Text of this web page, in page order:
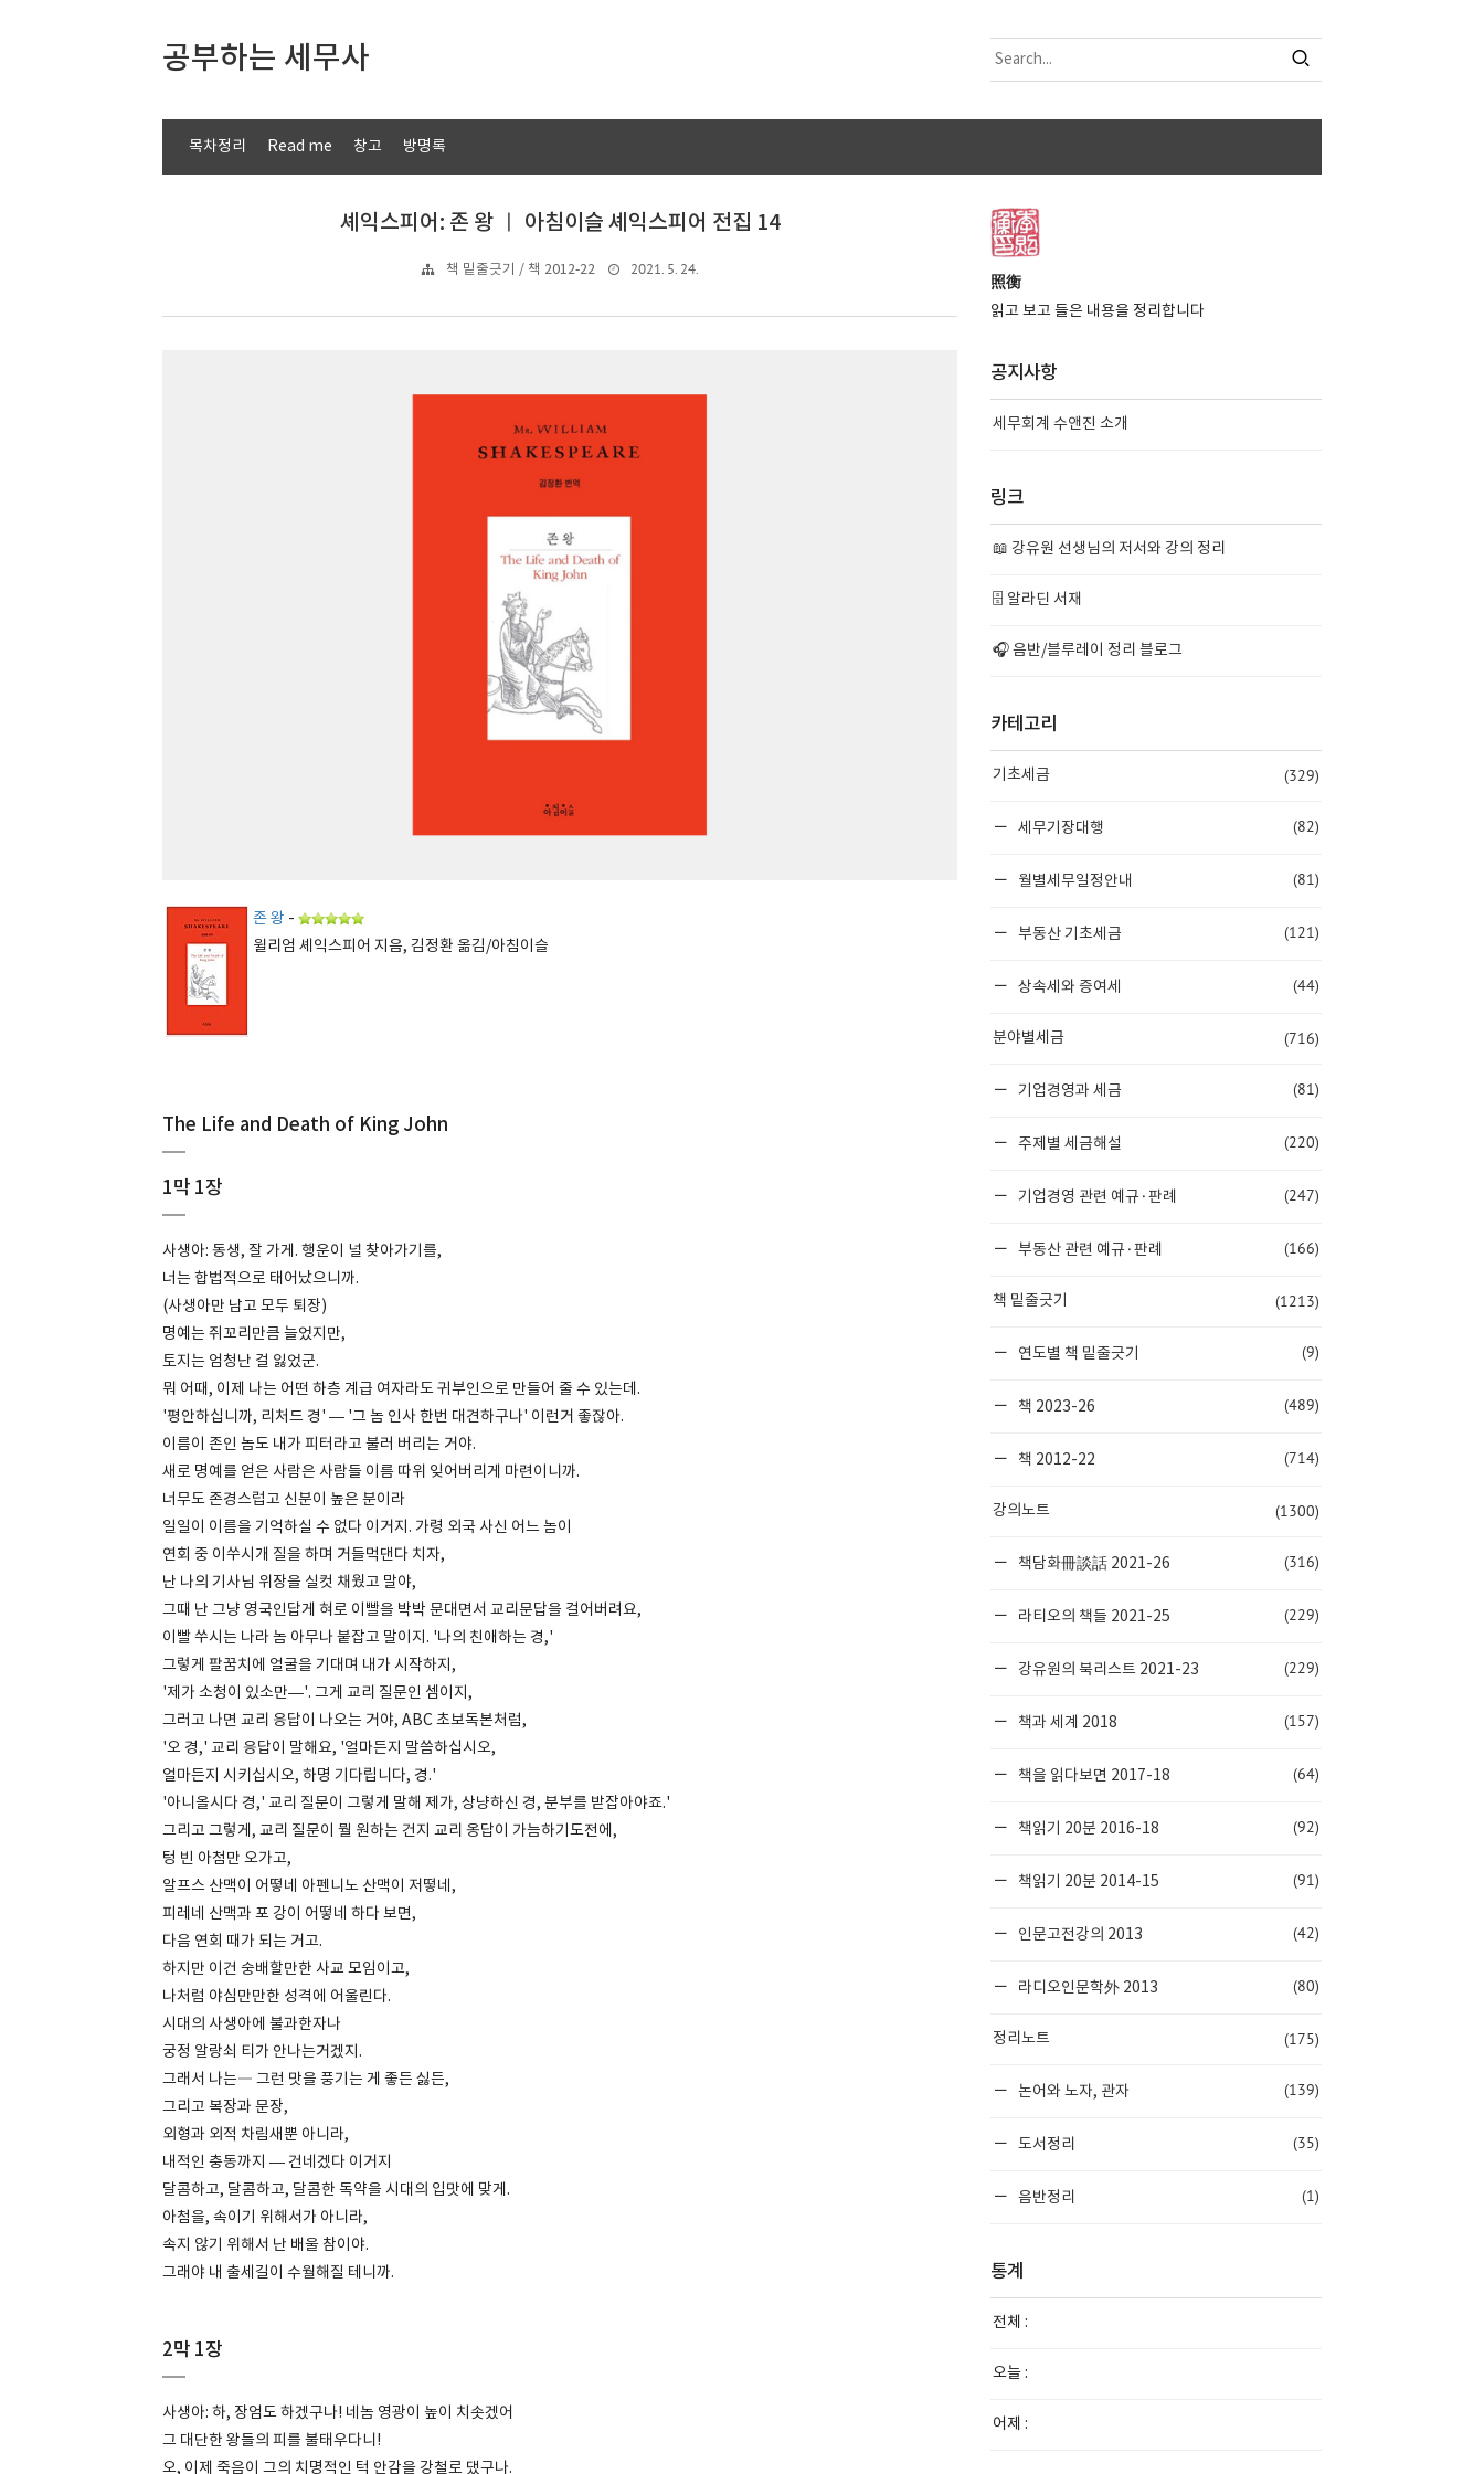
공부하는 세무사
목차정리 Read me 창고 방명록
셰익스피어: 존 왕 ㅣ 아침이슬 셰익스피어 전집 14
책 밑줄긋기 / 책 2012-22 2021. 5. 24.
존 왕 -
윌리엄 셰익스피어 지음, 김정환 옮김/아침이슬
The Life and Death of King John
1막 1장
사생아: 동생, 잘 가게. 행운이 널 찾아가기를,
너는 합법적으로 태어났으니까.
(사생아만 남고 모두 퇴장)
명예는 쥐꼬리만큼 늘었지만,
토지는 엄청난 걸 잃었군.
뭐 어때, 이제 나는 어떤 하층 계급 여자라도 귀부인으로 만들어 줄 수 있는데.
'평안하십니까, 리처드 경' — '그 놈 인사 한번 대견하구나' 이런거 좋잖아.
이름이 존인 놈도 내가 피터라고 불러 버리는 거야.
새로 명예를 얻은 사람은 사람들 이름 따위 잊어버리게 마련이니까.
너무도 존경스럽고 신분이 높은 분이라
일일이 이름을 기억하실 수 없다 이거지. 가령 외국 사신 어느 놈이
연회 중 이쑤시개 질을 하며 거들먹댄다 치자,
난 나의 기사님 위장을 실컷 채웠고 말야,
그때 난 그냥 영국인답게 혀로 이빨을 박박 문대면서 교리문답을 걸어버려요,
이빨 쑤시는 나라 놈 아무나 붙잡고 말이지. '나의 친애하는 경,'
그렇게 팔꿈치에 얼굴을 기대며 내가 시작하지,
'제가 소청이 있소만—'. 그게 교리 질문인 셈이지,
그러고 나면 교리 응답이 나오는 거야, ABC 초보독본처럼,
'오 경,' 교리 응답이 말해요, '얼마든지 말씀하십시오,
얼마든지 시키십시오, 하명 기다립니다, 경.'
'아니올시다 경,' 교리 질문이 그렇게 말해 제가, 상냥하신 경, 분부를 받잡아야죠.'
그리고 그렇게, 교리 질문이 뭘 원하는 건지 교리 옹답이 가늠하기도전에,
텅 빈 아첨만 오가고,
알프스 산맥이 어떻네 아펜니노 산맥이 저떻네,
피레네 산맥과 포 강이 어떻네 하다 보면,
다음 연회 때가 되는 거고.
하지만 이건 숭배할만한 사교 모임이고,
나처럼 야심만만한 성격에 어울린다.
시대의 사생아에 불과한자나
궁정 알랑쇠 티가 안나는거겠지.
그래서 나는― 그런 맛을 풍기는 게 좋든 싫든,
그리고 복장과 문장,
외형과 외적 차림새뿐 아니라,
내적인 충동까지 — 건네겠다 이거지
달콤하고, 달콤하고, 달콤한 독약을 시대의 입맛에 맞게.
아첨을, 속이기 위해서가 아니라,
속지 않기 위해서 난 배울 참이야.
그래야 내 출세길이 수월해질 테니까.
2막 1장
사생아: 하, 장엄도 하겠구나! 네놈 영광이 높이 치솟겠어
그 대단한 왕들의 피를 불태우다니!
오, 이제 죽음이 그의 치명적인 턱 안감을 강철로 댔구나.
照衡
읽고 보고 들은 내용을 정리합니다
공지사항
세무회계 수앤진 소개
링크
📖 강유원 선생님의 저서와 강의 정리
🗄️ 알라딘 서재
🎧 음반/블루레이 정리 블로그
카테고리
기초세금 (329)
세무기장대행 (82)
월별세무일정안내 (81)
부동산 기초세금 (121)
상속세와 증여세 (44)
분야별세금 (716)
기업경영과 세금 (81)
주제별 세금해설 (220)
기업경영 관련 예규·판례 (247)
부동산 관련 예규·판례 (166)
책 밑줄긋기 (1213)
연도별 책 밑줄긋기 (9)
책 2023-26 (489)
책 2012-22 (714)
강의노트 (1300)
책담화冊談話 2021-26 (316)
라티오의 책들 2021-25 (229)
강유원의 북리스트 2021-23 (229)
책과 세계 2018 (157)
책을 읽다보면 2017-18 (64)
책읽기 20분 2016-18 (92)
책읽기 20분 2014-15 (91)
인문고전강의 2013 (42)
라디오인문학外 2013 (80)
정리노트 (175)
논어와 노자, 관자 (139)
도서정리 (35)
음반정리 (1)
통계
전체 :
오늘 :
어제 :